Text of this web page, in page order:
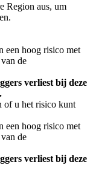
Region aus, um
een hoog risico met
de
verliest bij deze
of u het risico kunt
een hoog risico met
de
verliest bij deze